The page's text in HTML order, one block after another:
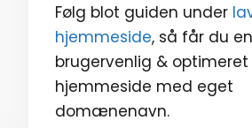
Følg blot guiden under
hjemmeside, så får du en
brugervenlig & optimeret
hjemmeside med eget
domænenavn.